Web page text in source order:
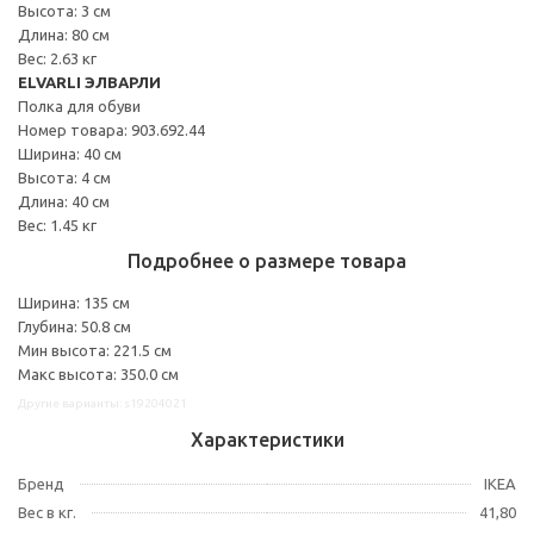
Высота: 3 см
Длина: 80 см
Вес: 2.63 кг
ELVARLI ЭЛВАРЛИ
Полка для обуви
Номер товара: 903.692.44
Ширина: 40 см
Высота: 4 см
Длина: 40 см
Вес: 1.45 кг
Подробнее о размере товара
Ширина: 135 см
Глубина: 50.8 см
Мин высота: 221.5 см
Макс высота: 350.0 см
Характеристики
Бренд
IKEA
Вес в кг.
41,80